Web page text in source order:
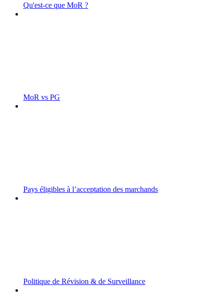
Qu'est-ce que MoR ?
MoR vs PG
Pays éligibles à l’acceptation des marchands
Politique de Révision & de Surveillance